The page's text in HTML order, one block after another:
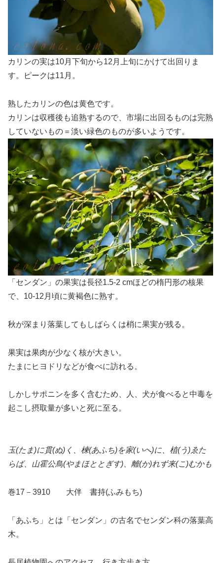
カリンの実は10月下旬から12月上旬にかけて出回りま
す。ピークは11月。
熟したカリンの色は黄色です。
カリンは収穫後も追熟するので、市場に出回るものは完熟
していないもの＝淡い緑色のものが多いようです。
「センダン」の果実は長径1.5-2 cmほどの楕円形の核果
で、10-12月頃に黄褐色に熟す。
秋が深まり落葉してもしばらくは梢に果実が残る。
果実は果肉が少なく核が大きい。
たまにヒヨドリなどが食べに訪れる。
しかしサポニンを多く含むため、人、犬が食べると中毒を
起こし摂取量が多いと死に至る。
玉(たま)に貫(ぬ)く、楝(あふち)を家(いへ)に、植(う)ゑた
らば、山霍公鳥(やまほととぎす)、離(か)れず来(こ)むかも
巻17－3910 大伴 書持(ふみもち)
「あふち」とは「センダン」の古名でセンダン科の落葉高
木。